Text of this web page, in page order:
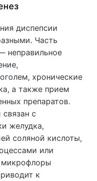
диспепсии
Часть
неправильное
хронические
а также прием
препаратов.
связан с
желудка,
соляной кислоты,
или
микрофлоры
к